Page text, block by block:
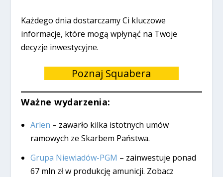
Każdego dnia dostarczamy Ci kluczowe
informacje, które mogą wpłynąć na Twoje
decyzje inwestycyjne.
Poznaj Squabera
Ważne wydarzenia:
Arlen – zawarło kilka istotnych umów
ramowych ze Skarbem Państwa.
Grupa Niewiadów-PGM – zainwestuje ponad
67 mln zł w produkcję amunicji. Zobacz